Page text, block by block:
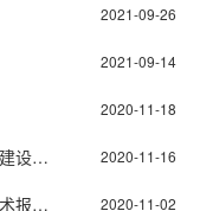
2021-09-26
2021-09-14
2020-11-18
大外部第四教研室召开大学英语课程思政建设研讨布置会 2020-11-16
大外部第二教研室召开师德师风讨论暨学术报告会 2020-11-02